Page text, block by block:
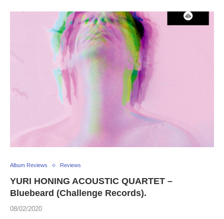
Album Reviews Reviews
YURI HONING ACOUSTIC QUARTET –
Bluebeard (Challenge Records).
08/02/2020